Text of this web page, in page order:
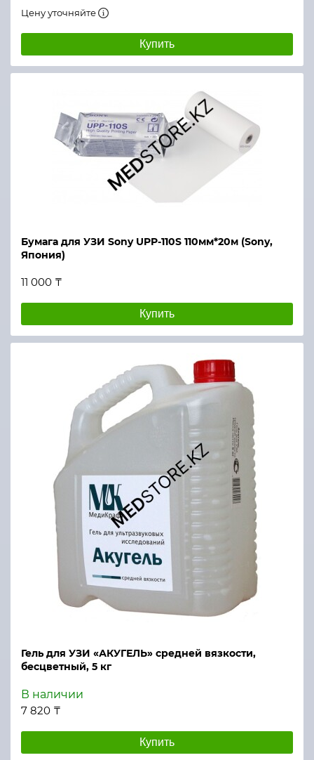
Цену уточняйте
Купить
Бумага для УЗИ Sony UPP-110S 110мм*20м (Sony,
Япония)
11 000 ₸
Купить
Гель для УЗИ «АКУГЕЛЬ» средней вязкости,
бесцветный, 5 кг
В наличии
7 820 ₸
Купить